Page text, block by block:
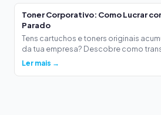
Toner Corporativo: Como Lucrar
Parado
Tens cartuchos e toners originais
da tua empresa? Descobre como
Ler mais →